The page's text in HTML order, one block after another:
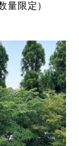
量限定）